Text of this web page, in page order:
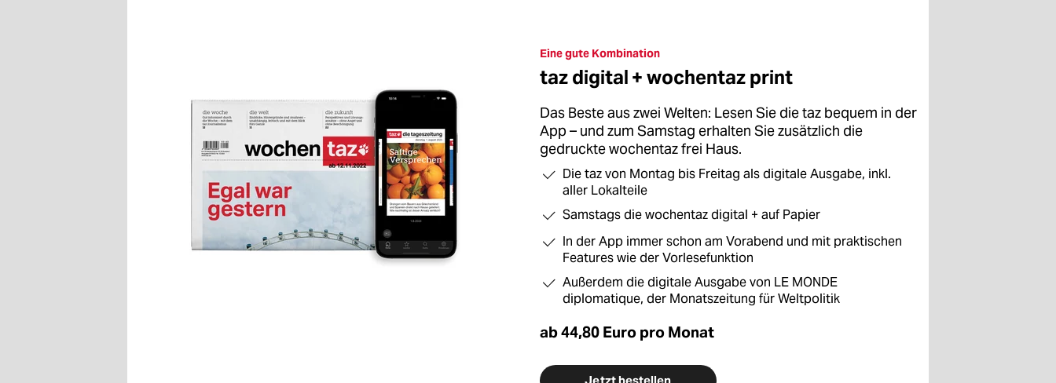
Eine gute Kombination
taz digital + wochentaz print
Das Beste aus zwei Welten: Lesen Sie die taz bequem in der
App – und zum Samstag erhalten Sie zusätzlich die
gedruckte wochentaz frei Haus.
Die taz von Montag bis Freitag als digitale Ausgabe, inkl.
aller Lokalteile
Samstags die wochentaz digital + auf Papier
In der App immer schon am Vorabend und mit praktischen
Features wie der Vorlesefunktion
Außerdem die digitale Ausgabe von LE MONDE
diplomatique, der Monatszeitung für Weltpolitik
ab 44,80 Euro pro Monat